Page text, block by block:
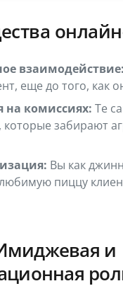
взаимодействие:
еще до того, как
на комиссиях: Те
которые забирают
Вы как
пиццу
и